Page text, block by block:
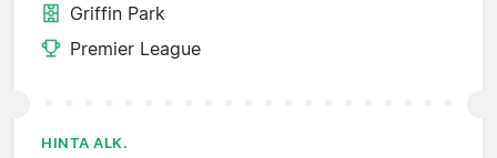
Griffin Park
Premier League
HINTA ALK.